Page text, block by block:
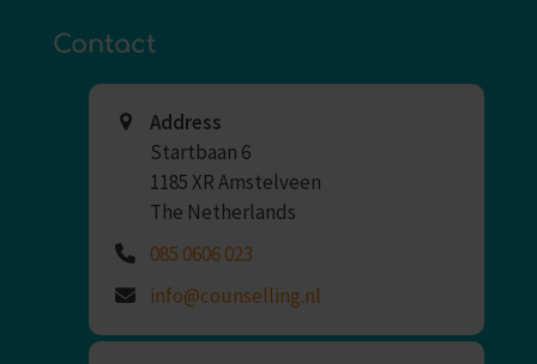
Contact
Address
Startbaan 6
1185 XR Amstelveen
The Netherlands
085 0606 023
info@counselling.nl